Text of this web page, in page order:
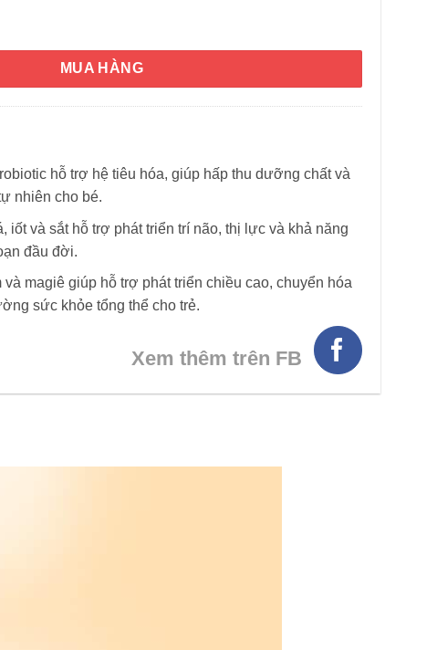
tháng tuổi Aptamil Profutura Step 1 900g (Aptamil Úc) số lượng
MUA HÀNG
hỗ trợ hệ tiêu hóa, giúp hấp thu dưỡng chất và
nhiên cho bé.
iốt và sắt hỗ trợ phát triển trí não, thị lực và khả năng
đầu đời.
magiê giúp hỗ trợ phát triển chiều cao, chuyển hóa
sức khỏe tổng thể cho trẻ.
Xem thêm trên FB